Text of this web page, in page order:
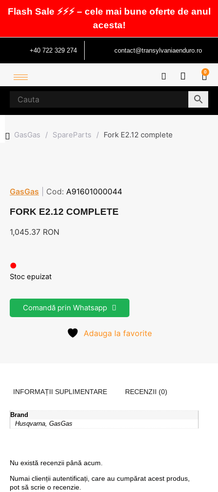
Flash Sale ⚡⚡⚡ – cele mai bune oferte de anul
acesta!
+40 722 329 274 contact@transylvaniaenduro.ro
0
GasGas / SpareParts / Fork E2.12 complete
GasGas Cod: A91601000044
FORK E2.12 COMPLETE
1,045.37 RON
●
Stoc epuizat
Comandă prin Whatsapp
Adauga la favorite
INFORMAȚII SUPLIMENTARE RECENZII (0)
Brand
Husqvarna, GasGas
Nu există recenzii până acum.
Numai clienții autentificați, care au cumpărat acest produs,
pot să scrie o recenzie.